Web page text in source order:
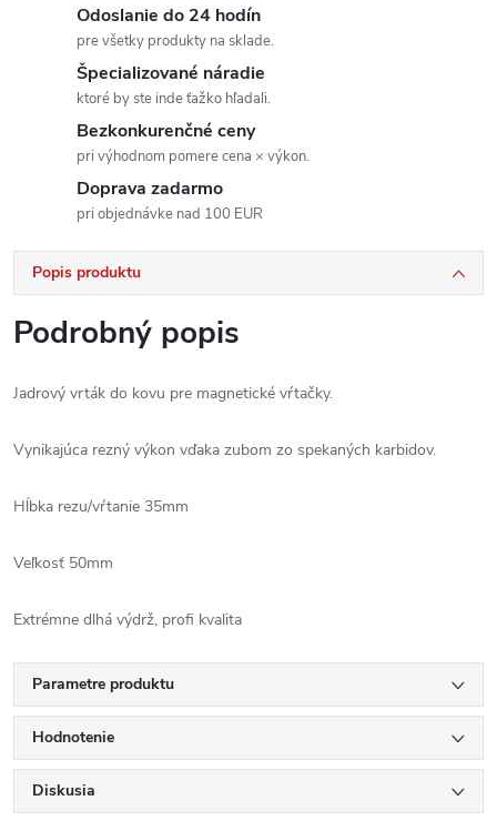
Odoslanie do 24 hodín
pre všetky produkty na sklade.
Špecializované náradie
ktoré by ste inde ťažko hľadali.
Bezkonkurenčné ceny
pri výhodnom pomere cena × výkon.
Doprava zadarmo
pri objednávke nad 100 EUR
Popis produktu
Podrobný popis
Jadrový vrták do kovu pre magnetické vŕtačky.
Vynikajúca rezný výkon vďaka zubom zo spekaných karbidov.
Hĺbka rezu/vŕtanie 35mm
Veľkosť 50mm
Extrémne dlhá výdrž, profi kvalita
Parametre produktu
Hodnotenie
Diskusia